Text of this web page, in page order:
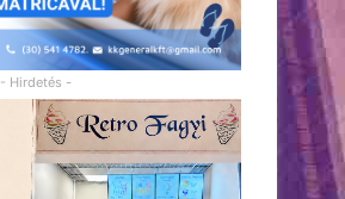
- Hirdetés -